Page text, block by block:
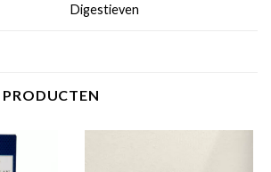
Digestieven
PRODUCTEN